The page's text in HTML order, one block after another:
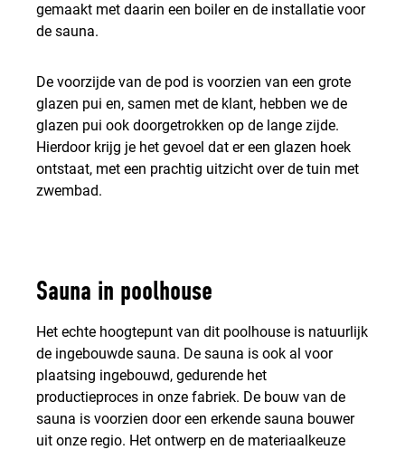
gemaakt met daarin een boiler en de installatie voor
de sauna.
De voorzijde van de pod is voorzien van een grote
glazen pui en, samen met de klant, hebben we de
glazen pui ook doorgetrokken op de lange zijde.
Hierdoor krijg je het gevoel dat er een glazen hoek
ontstaat, met een prachtig uitzicht over de tuin met
zwembad.
Sauna in poolhouse
Het echte hoogtepunt van dit poolhouse is natuurlijk
de ingebouwde sauna. De sauna is ook al voor
plaatsing ingebouwd, gedurende het
productieproces in onze fabriek. De bouw van de
sauna is voorzien door een erkende sauna bouwer
uit onze regio. Het ontwerp en de materiaalkeuze